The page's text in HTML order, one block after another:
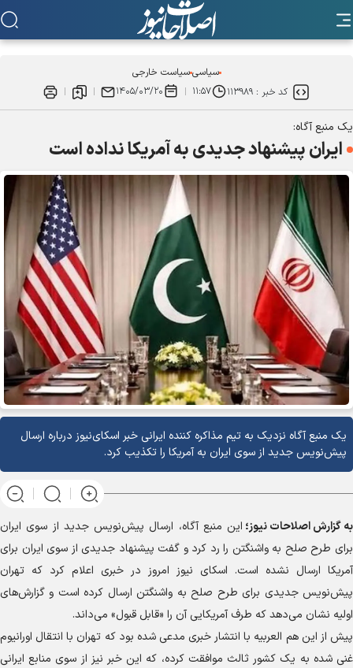
سیاسیسیاست خارجی
کد خبر :۱۱۳۹۸۹ ۱۱:۵۷ ۱۴۰۵/۰۳/۲۰
یک منبع آگاه:
ایران پیشنهاد جدیدی به آمریکا نداده است
یک منبع آگاه نزدیک به تیم مذاکره کننده ایرانی خبر اسکای‌نیوز درباره ارسال
پیش‌نویس جدید از سوی ایران به آمریکا را تکذیب کرد.
به گزارشاصلاحات نیوز؛ این منبع آگاه، ارسال پیش‌نویس جدید از سوی ایران
برای طرح صلح به واشنگتن را رد کرد و گفت پیشنهاد جدیدی از سوی ایران برای
آمریکا ارسال نشده است. اسکای نیوز امروز در خبری اعلام کرد که تهران
پیش‌نویس جدیدی برای طرح صلح به واشنگتن ارسال کرده است و گزارش‌های
اولیه نشان می‌دهد که طرف آمریکایی آن را «قابل قبول» می‌داند.
پیش از این هم العربیه با انتشار خبری مدعی شده بود که تهران با انتقال اورانیوم
غنی شده به یک کشور ثالث موافقت کرده، که این خبر نیز از سوی منابع ایرانی